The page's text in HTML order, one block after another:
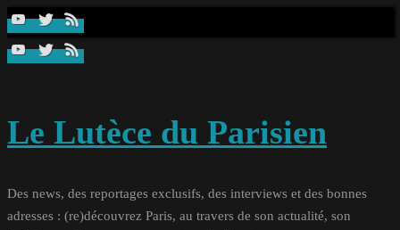
Passer
contenu
Le Lutèce du Parisien
Des news, des reportages exclusifs, des interviews et des bonnes
adresses : (re)découvrez Paris, au travers de son actualité, son